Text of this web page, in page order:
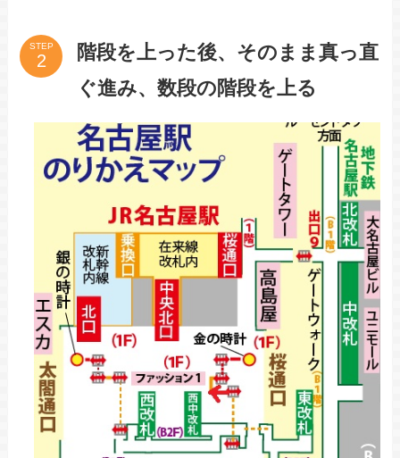
STEP
階段を上った後、そのまま真っ直
ぐ進み、数段の階段を上る